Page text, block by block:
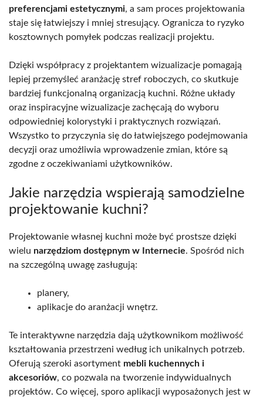
preferencjami estetycznymi, a sam proces projektowania
staje się łatwiejszy i mniej stresujący. Ogranicza to ryzyko
kosztownych pomyłek podczas realizacji projektu.
Dzięki współpracy z projektantem wizualizacje pomagają
lepiej przemyśleć aranżację stref roboczych, co skutkuje
bardziej funkcjonalną organizacją kuchni. Różne układy
oraz inspiracyjne wizualizacje zachęcają do wyboru
odpowiedniej kolorystyki i praktycznych rozwiązań.
Wszystko to przyczynia się do łatwiejszego podejmowania
decyzji oraz umożliwia wprowadzenie zmian, które są
zgodne z oczekiwaniami użytkowników.
Jakie narzędzia wspierają samodzielne
projektowanie kuchni?
Projektowanie własnej kuchni może być prostsze dzięki
wielu narzędziom dostępnym w Internecie. Spośród nich
na szczególną uwagę zasługują:
planery,
aplikacje do aranżacji wnętrz.
Te interaktywne narzędzia dają użytkownikom możliwość
kształtowania przestrzeni według ich unikalnych potrzeb.
Oferują szeroki asortyment mebli kuchennych i
akcesoriów, co pozwala na tworzenie indywidualnych
projektów. Co więcej, sporo aplikacji wyposażonych jest w